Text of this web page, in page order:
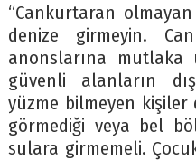
“Cankurtaran
denize girmeyin.
anonslarına mutlaka
güvenli alanların
yüzme bilmeyen
görmediği veya bel
sulara girmemeli.